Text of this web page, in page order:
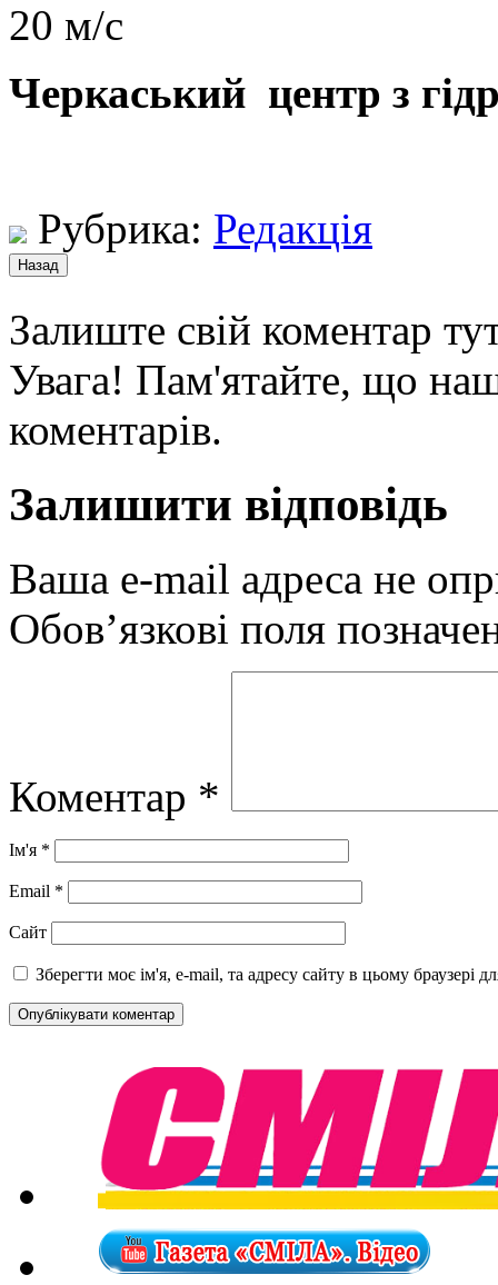
20 м/с
Черкаський центр з
Рубрика: Редакція
Залиште свій коментар
Увага! Пам'ятайте, що
коментарів.
Залишити відповідь
Ваша e-mail адреса не
Обов’язкові поля
Коментар *
Ім'я *
Email *
Сайт
Зберегти моє ім'я, e-mail, та адресу сайту в цьому браузері